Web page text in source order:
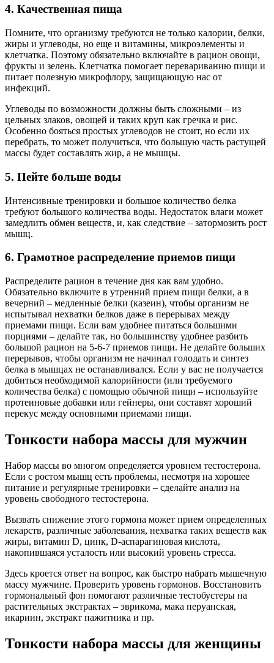
4. Качественная пища
Помните, что организму требуются не только калории, белки,
жиры и углеводы, но еще и витамины, микроэлементы и
клетчатка. Поэтому обязательно включайте в рацион овощи,
фрукты и зелень. Клетчатка помогает перевариванию пищи и
питает полезную микрофлору, защищающую нас от
инфекций.
Углеводы по возможности должны быть сложными – из
цельных злаков, овощей и таких круп как гречка и рис.
Особенно бояться простых углеводов не стоит, но если их
перебрать, то может получиться, что большую часть растущей
массы будет составлять жир, а не мышцы.
5. Пейте больше воды
Интенсивные тренировки и большое количество белка
требуют большого количества воды. Недостаток влаги может
замедлить обмен веществ, и, как следствие – затормозить рост
мышц.
6. Грамотное распределение приемов пищи
Распределите рацион в течение дня как вам удобно.
Обязательно включите в утренний прием пищи белки, а в
вечерний – медленные белки (казеин), чтобы организм не
испытывал нехватки белков даже в перерывах между
приемами пищи. Если вам удобнее питаться большими
порциями – делайте так, но большинству удобнее разбить
большой рацион на 5-6-7 приемов пищи. Не делайте больших
перерывов, чтобы организм не начинал голодать и синтез
белка в мышцах не останавливался. Если у вас не получается
добиться необходимой калорийности (или требуемого
количества белка) с помощью обычной пищи – используйте
протеиновые добавки или гейнеры, они составят хороший
перекус между основными приемами пищи.
Тонкости набора массы для мужчин
Набор массы во многом определяется уровнем тестостерона.
Если с ростом мышц есть проблемы, несмотря на хорошее
питание и регулярные тренировки – сделайте анализ на
уровень свободного тестостерона.
Вызвать снижение этого гормона может прием определенных
лекарств, различные заболевания, нехватка таких веществ как
жиры, витамин D, цинк, D-аспарагиновая кислота,
накопившаяся усталость или высокий уровень стресса.
Здесь кроется ответ на вопрос, как быстро набрать мышечную
массу мужчине. Проверить уровень гормонов. Восстановить
гормональный фон помогают различные тестобустеры на
растительных экстрактах – эврикома, мака перуанская,
икариин, экстракт пажитника и пр.
Тонкости набора массы для женщины